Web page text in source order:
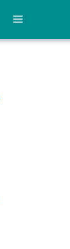
MENU